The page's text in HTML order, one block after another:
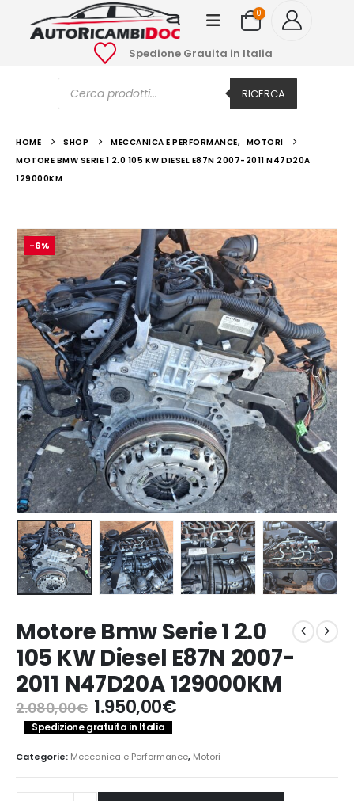
0
Spedione Grauita in Italia
Ricerca
prodotti RICERCA
HOME SHOP MECCANICA E PERFORMANCE, MOTORI
MOTORE BMW SERIE 1 2.0 105 KW DIESEL E87N 2007-2011 N47D20A
129000KM
-6%
Motore Bmw Serie 1 2.0
105 KW Diesel E87N 2007-
2011 N47D20A 129000KM
2.080,00€ Il
prezzo
originale
era:
2.080,00€.
1.950,00€Il
è:
1.950,00€.
Spedizione gratuita in Italia
Categorie: Meccanica e Performance, Motori